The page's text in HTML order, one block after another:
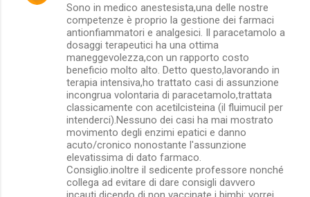
Sono in medico anestesista,una delle nostre
competenze è proprio la gestione dei farmaci
antionfiammatori e analgesici. Il paracetamolo a
dosaggi terapeutici ha una ottima
maneggevolezza,con un rapporto costo
beneficio molto alto. Detto questo,lavorando in
terapia intensiva,ho trattato casi di assunzione
incongrua volontaria di paracetamolo,trattata
classicamente con acetilcisteina (il fluimucil per
intenderci).Nessuno dei casi ha mai mostrato
movimento degli enzimi epatici e danno
acuto/cronico nonostante l'assunzione
elevatissima di dato farmaco.
Consiglio.inoltre il sedicente professore nonché
collega ad evitare di dare consigli davvero